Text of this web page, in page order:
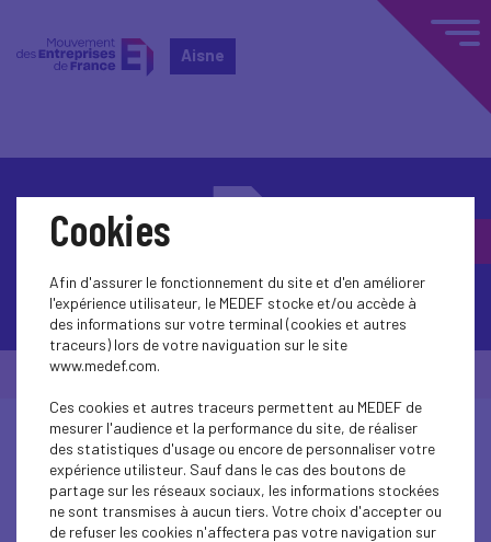
Aisne
Contactez-nous
© Medef Aisne 2026 -
Cookies
Afin d'assurer le fonctionnement du site et d'en améliorer
l'expérience utilisateur, le MEDEF stocke et/ou accède à
des informations sur votre terminal (cookies et autres
traceurs) lors de votre naviguation sur le site
www.medef.com.
Ces cookies et autres traceurs permettent au MEDEF de
mesurer l'audience et la performance du site, de réaliser
des statistiques d'usage ou encore de personnaliser votre
expérience utilisteur. Sauf dans le cas des boutons de
partage sur les réseaux sociaux, les informations stockées
ne sont transmises à aucun tiers. Votre choix d'accepter ou
de refuser les cookies n'affectera pas votre navigation sur